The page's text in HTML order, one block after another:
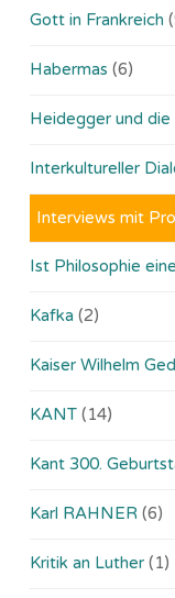
Gott in Frankreich
Habermas (6)
Heidegger und die
Interkultureller
Interviews mit
Ist Philosophie
Kafka (2)
Kaiser Wilhelm
KANT (14)
Kant 300.
Karl RAHNER (6)
Kritik an Luther (1)